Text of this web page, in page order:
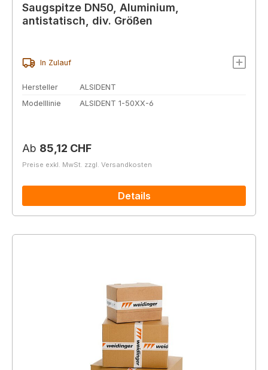
Saugspitze DN50, Aluminium,
antistatisch, div. Größen
In Zulauf
Hersteller
ALSIDENT
Modelllinie
ALSIDENT 1-50XX-6
Regulärer Preis:
Ab 85,12 CHF
Preise exkl. MwSt. zzgl. Versandkosten
Details